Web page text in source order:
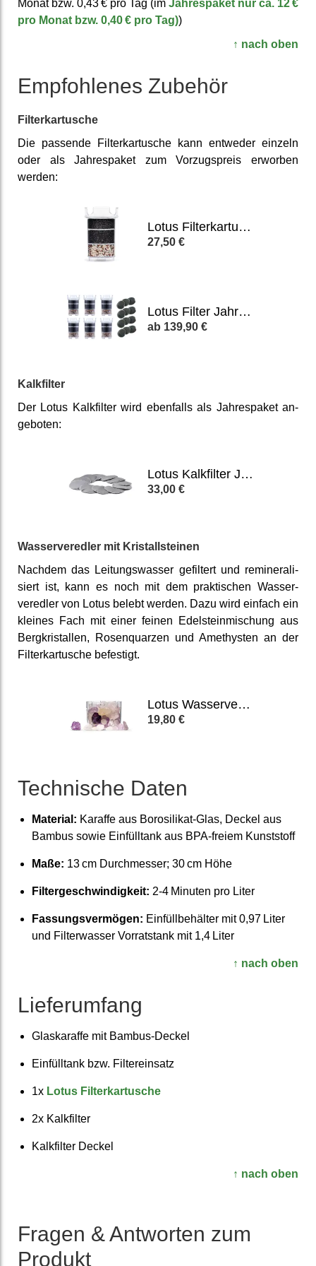
Monat bzw. 0,43 € pro Tag (im Jahres­paket nur ca. 12 €
pro Monat bzw. 0,40 € pro Tag))
↑ nach oben
Empfohlenes Zubehör
Filter­kartusche
Die passende Filter­kartusche kann entweder einzeln
oder als Jahres­paket zum Vorzugs­preis erworben
werden:
Lotus Filterkartusche
27,50 €
Lotus Filter Jahres-Paket
139,90 €
Kalkfilter
Der Lotus Kalk­filter wird ebenfalls als Jahres­paket an­
geboten:
Lotus Kalkfilter Jahrespaket
33,00 €
Wasser­veredler mit Kristall­steinen
Nachdem das Leitungs­wasser ge­filtert und re­minerali­
siert ist, kann es noch mit dem prak­tischen Wasser­
veredler von Lotus belebt werden. Dazu wird einfach ein
kleines Fach mit einer feinen Edel­stein­mischung aus
Berg­kris­tallen, Rosen­quarzen und Ame­thysten an der
Filter­kartusche be­festigt.
Lotus Wasserveredler mit Kristallsteinen
19,80 €
Technische Daten
Material: Karaffe aus Boro­silikat-Glas, Deckel aus
Bambus sowie Einfüll­tank aus BPA-freiem Kunst­stoff
Maße: 13 cm Durch­messer; 30 cm Höhe
Filter­geschwindig­keit: 2-4 Minuten pro Liter
Fassungs­vermögen: Einfüll­behälter mit 0,97 Liter
und Filter­wasser Vorrats­tank mit 1,4 Liter
↑ nach oben
Liefer­umfang
Glas­karaffe mit Bambus-Deckel
Einfüll­tank bzw. Filter­einsatz
1x Lotus Filter­kartusche
2x Kalk­filter
Kalk­filter Deckel
↑ nach oben
Fragen & Antworten zum
Produkt